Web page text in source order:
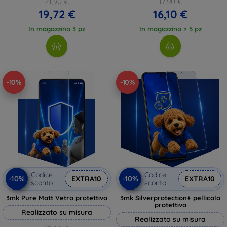
19,72 €
In magazzino 3 pz
16,10 €
In magazzino > 5 pz
-10%
-10%
Codice
sconto
EXTRA10
3mk Pure Matt Vetro protettivo
Realizzato su misura
-10%
-10%
Codice
sconto
EXTRA10
3mk Silverprotection+ pellicola
protettiva
Realizzato su misura